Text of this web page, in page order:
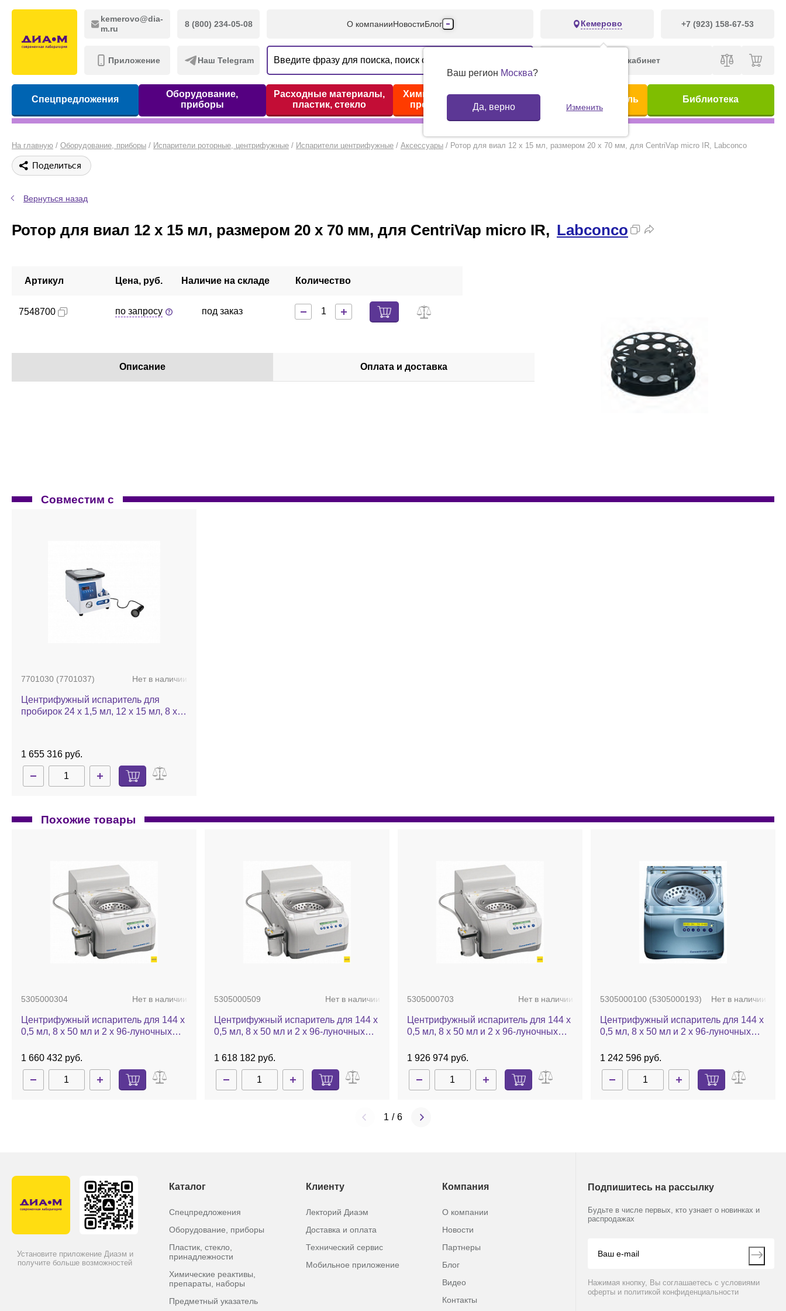
kemerovo@dia-
m.ru
8 (800) 234-05-08
Приложение Наш Telegram
О компанииНовостиБлог
Производители
Партнеры
Контакты
Кемерово +7 (923) 158-67-53
Ваш регион Москва?
Да, верно Изменить
Личный кабинет
Спецпредложения
Оборудование,
приборы
Расходные материалы,
пластик, стекло
Химические реактивы,
препараты, наборы
Предметный указатель Библиотека
На главную / Оборудование, приборы / Испарители роторные, центрифужные / Испарители центрифужные / Аксессуары / Ротор для виал 12 х 15 мл, размером 20 х 70 мм, для CentriVap micro IR, Labconco
Поделиться
Вернуться назад
Ротор для виал 12 х 15 мл, размером 20 х 70 мм, для CentriVap micro IR, Labconco
Артикул Цена, руб. Наличие на складе Количество
7548700 по запросу под заказ
Описание Оплата и доставка
Совместим с
7701030 (7701037) Нет в наличии
Центрифужный испаритель для
пробирок 24 х 1,5 мл, 12 х 15 мл, 8 х
х 1,5 мл, CentriVap micro IR
1 655 316 руб.
Похожие товары
5305000304 Нет в наличии
Центрифужный испаритель для 144 х
0,5 мл, 8 х 50 мл и 2 х 96-луночных
стали, с насосом, с ротором
1 660 432 руб.
5305000509 Нет в наличии
Центрифужный испаритель для 144 х
0,5 мл, 8 х 50 мл и 2 х 96-луночных
ротора, Concentrator plus
1 618 182 руб.
5305000703 Нет в наличии
Центрифужный испаритель для 144 х
0,5 мл, 8 х 50 мл и 2 х 96-луночных
стали, с насосом, порт д/внеш.устр.,
1 926 974 руб.
5305000100 (5305000193) Нет в наличии
Центрифужный испаритель для 144 х
0,5 мл, 8 х 50 мл и 2 х 96-луночных
стали, без насоса, с ротором
1 242 596 руб.
1 / 6
Установите приложение Диаэм и
получите больше возможностей
Каталог
Спецпредложения
Оборудование, приборы
Пластик, стекло,
принадлежности
Химические реактивы,
препараты, наборы
Предметный указатель
Клиенту
Лекторий Диаэм
Доставка и оплата
Технический сервис
Мобильное приложение
Компания
О компании
Новости
Партнеры
Блог
Видео
Контакты
Подпишитесь на рассылку
Будьте в числе первых, кто узнает о новинках и
распродажах
Нажимая кнопку, Вы соглашаетесь с условиями
оферты и политикой конфиденциальности